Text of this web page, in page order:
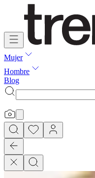
Mujer
Hombre
Blog